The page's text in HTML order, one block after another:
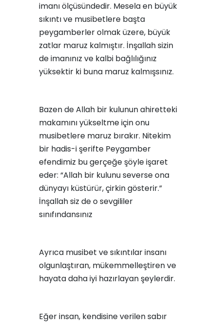
imanı ölçüsündedir. Mesela en büyük
sıkıntı ve musibetlere başta
peygamberler olmak üzere, büyük
zatlar maruz kalmıştır. İnşallah sizin
de imanınız ve kalbi bağlılığınız
yüksektir ki buna maruz kalmışsınız.
Bazen de Allah bir kulunun ahiretteki
makamını yükseltme için onu
musibetlere maruz bırakır. Nitekim
bir hadis-i şerifte Peygamber
efendimiz bu gerçeğe şöyle işaret
eder: “Allah bir kulunu severse ona
dünyayı küstürür, çirkin gösterir.”
İnşallah siz de o sevgililer
sınıfındansınız
Ayrıca musibet ve sıkıntılar insanı
olgunlaştıran, mükemmelleştiren ve
hayata daha iyi hazırlayan şeylerdir.
Eğer insan, kendisine verilen sabır